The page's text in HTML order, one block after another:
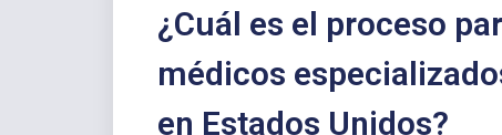
¿Cuál es el proceso
médicos
en Estados Unidos?